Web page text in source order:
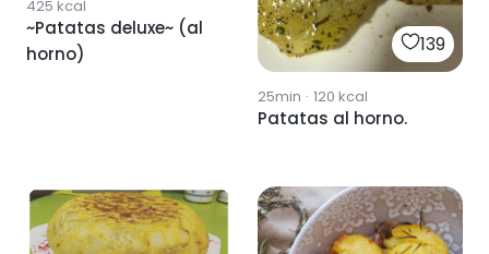
425 kcal
~Patatas deluxe~ (al
horno)
139
25min · 120 kcal
Patatas al horno.